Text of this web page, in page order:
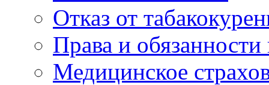
Отказ от
Права и
Медицинское